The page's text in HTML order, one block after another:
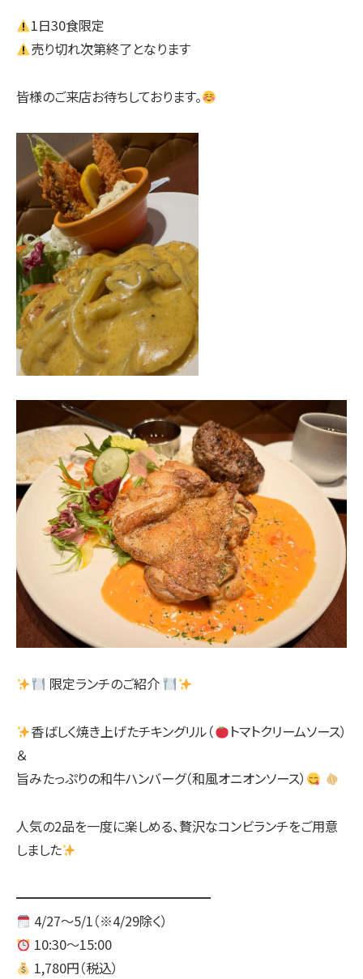
1日30食限定
売り切れ次第終了となります
皆様のご来店お待ちしております。
限定ランチのご紹介
香ばしく焼き上げたチキングリル（
トマトクリームソース）
＆
旨みたっぷりの和牛ハンバーグ（和風オニオンソース）
人気の2品を一度に楽しめる、贅沢なコンビランチをご用意
しました
━━━━━━━━━━━━━━━
4/27〜5/1（※4/29除く）
10:30〜15:00
1,780円（税込）